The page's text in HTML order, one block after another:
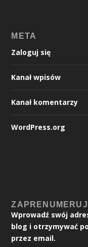
META
Zaloguj się
Kanał wpisów
Kanał komentarzy
WordPress.org
Wprowadź swój
blog i otrzymywać
przez email.